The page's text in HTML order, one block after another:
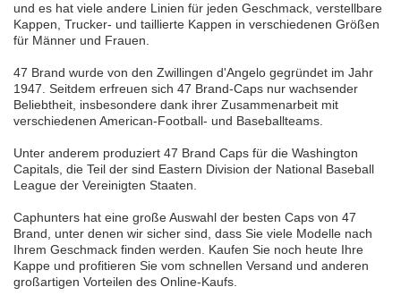
und es hat viele andere Linien für jeden Geschmack, verstellbare
Kappen, Trucker- und taillierte Kappen in verschiedenen Größen
für Männer und Frauen.
47 Brand wurde von den Zwillingen d'Angelo gegründet im Jahr
1947. Seitdem erfreuen sich 47 Brand-Caps nur wachsender
Beliebtheit, insbesondere dank ihrer Zusammenarbeit mit
verschiedenen American-Football- und Baseballteams.
Unter anderem produziert 47 Brand Caps für die Washington
Capitals, die Teil der sind Eastern Division der National Baseball
League der Vereinigten Staaten.
Caphunters hat eine große Auswahl der besten Caps von 47
Brand, unter denen wir sicher sind, dass Sie viele Modelle nach
Ihrem Geschmack finden werden. Kaufen Sie noch heute Ihre
Kappe und profitieren Sie vom schnellen Versand und anderen
großartigen Vorteilen des Online-Kaufs.